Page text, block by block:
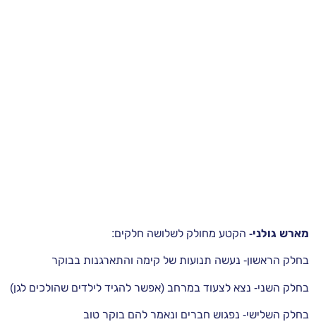
מארש גולני- הקטע מחולק לשלושה חלקים:
בחלק הראשון- נעשה תנועות של קימה והתארגנות בבוקר
בחלק השני- נצא לצעוד במרחב (אפשר להגיד לילדים שהולכים לגן)
בחלק השלישי- נפגוש חברים ונאמר להם בוקר טוב